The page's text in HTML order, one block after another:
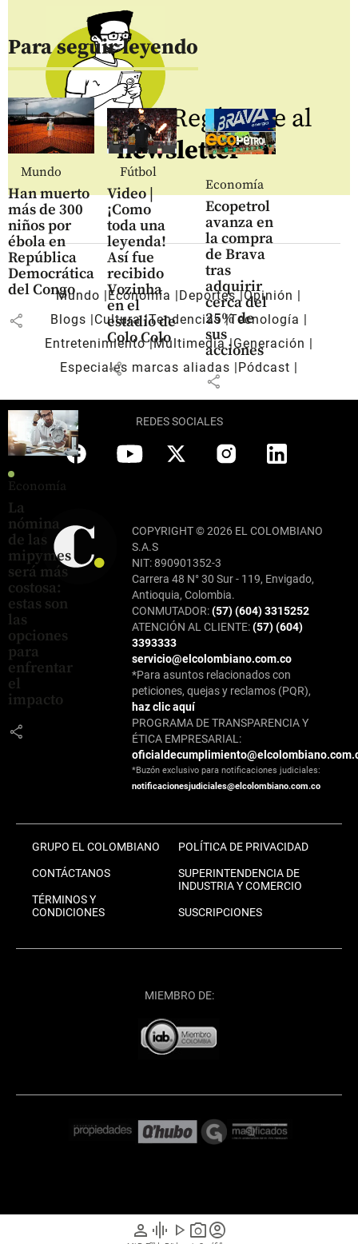
person graphic_eq play_arrow photo_cameraaccount_circle
Para seguir leyendo
Mundo
Han muerto
más de 300
niños por
ébola en
República
Democrática
del Congo
share
Fútbol
Video |
¡Como
toda una
leyenda!
Así fue
recibido
Vozinha
en el
estadio de
Colo Colo
share
Economía
Ecopetrol
avanza en
la compra
de Brava
tras
adquirir
cerca del
25% de
sus
acciones
share
Economía
La
nómina
de las
mipymes
será más
costosa:
estas son
las
opciones
para
enfrentar
el
impacto
share
Regístrate al
newsletter
Mundo Economía Deportes Opinión
Blogs
Cultura Tendencias Tecnología
Entretenimiento Multimedia Generación
Especiales marcas aliadas
Pódcast
REDES SOCIALES
COPYRIGHT © 2026 EL COLOMBIANO
S.A.S
NIT: 890901352-3
Carrera 48 N° 30 Sur - 119, Envigado,
Antioquia, Colombia.
CONMUTADOR:(57) (604) 3315252
ATENCIÓN AL CLIENTE:(57) (604)
3393333
servicio@elcolombiano.com.co
*Para asuntos relacionados con
peticiones, quejas y reclamos (PQR),
haz clic aquí
PROGRAMA DE TRANSPARENCIA Y
ÉTICA EMPRESARIAL:
*Buzón exclusivo para notificaciones judiciales:
notificacionesjudiciales@elcolombiano.com.co
GRUPO EL COLOMBIANO
CONTÁCTANOS
TÉRMINOS Y
CONDICIONES
POLÍTICA DE PRIVACIDAD
SUPERINTENDENCIA DE
INDUSTRIA Y COMERCIO
SUSCRIPCIONES
MIEMBRO DE: